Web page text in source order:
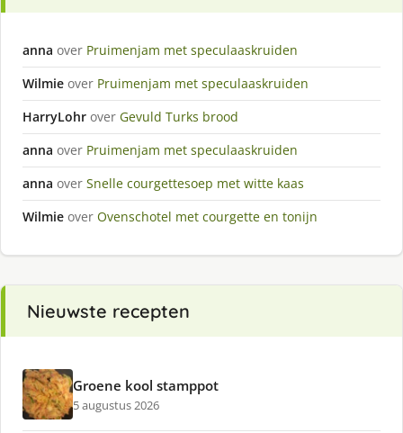
anna over Pruimenjam met speculaaskruiden
Wilmie over Pruimenjam met speculaaskruiden
HarryLohr over Gevuld Turks brood
anna over Pruimenjam met speculaaskruiden
anna over Snelle courgettesoep met witte kaas
Wilmie over Ovenschotel met courgette en tonijn
Nieuwste recepten
Groene kool stamppot
5 augustus 2026